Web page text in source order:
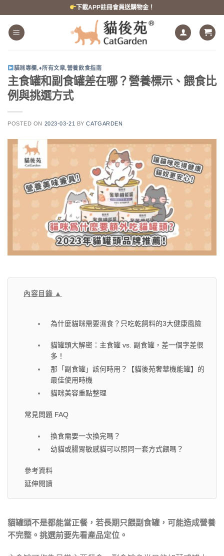
下載APP註冊會員送購物金！
貓咪專欄,♦所有文章,營養飲食指南
主食罐和副食罐差在哪？營養標示、餵食比
例與挑選方式
POSTED ON 2023-03-21 BYCATGARDEN
內容目錄 ▲
為什麼貓咪需要濕食？只吃乾飼料的3大健康風險
貓罐頭大解密：主食罐 vs. 副食罐，差一個字差很
多！
那「副食罐」該何時用？【貓後苑奢華機能罐】的
最佳使用時機
貓咪美容重點整理
常見問題 FAQ
換食需要一次換完嗎？
幼貓或腸胃敏感貓可以照同一套方式餵嗎？
參考資料
延伸閱讀
貓罐頭不是都能當正餐，若長期只餵副食罐，可能造成營養
不完整。挑選前要先看產品定位。